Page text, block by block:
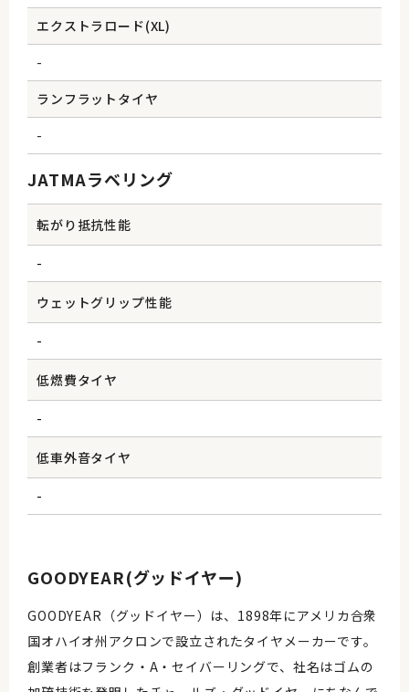
エクストラロード(XL)
-
ランフラットタイヤ
-
JATMAラベリング
転がり抵抗性能
-
ウェットグリップ性能
-
低燃費タイヤ
-
低車外音タイヤ
-
GOODYEAR(グッドイヤー)
GOODYEAR（グッドイヤー）は、1898年にアメリカ合衆
国オハイオ州アクロンで設立されたタイヤメーカーです。
創業者はフランク・A・セイバーリングで、社名はゴムの